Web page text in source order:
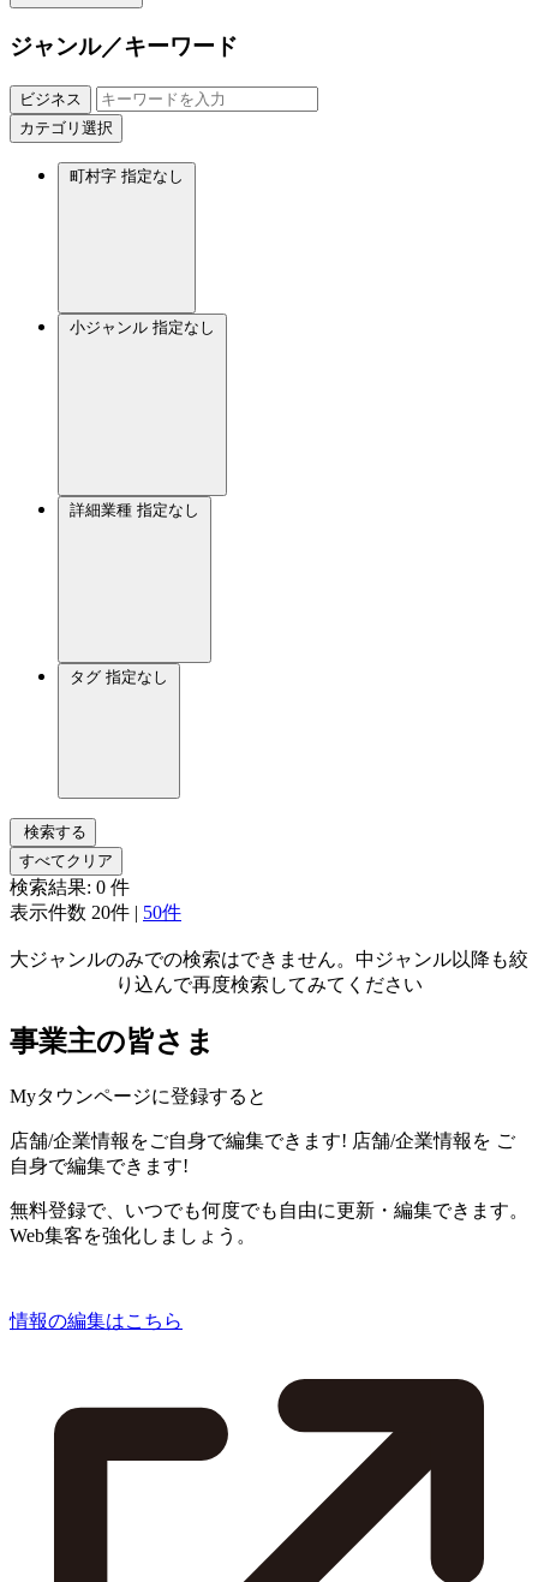
ジャンル／キーワード
ビジネス
カテゴリ選択
町村字 指定なし
小ジャンル 指定なし
詳細業種 指定なし
タグ 指定なし
検索する
すべてクリア
検索結果: 0 件
表示件数 20件 | 50件
大ジャンルのみでの検索はできません。中ジャンル以降も絞
り込んで再度検索してみてください
事業主の皆さま
Myタウンページに登録すると
店舗/企業情報をご自身で編集できます! 店舗/企業情報を ご
自身で編集できます!
無料登録で、いつでも何度でも自由に更新・編集できます。
Web集客を強化しましょう。
情報の編集はこちら